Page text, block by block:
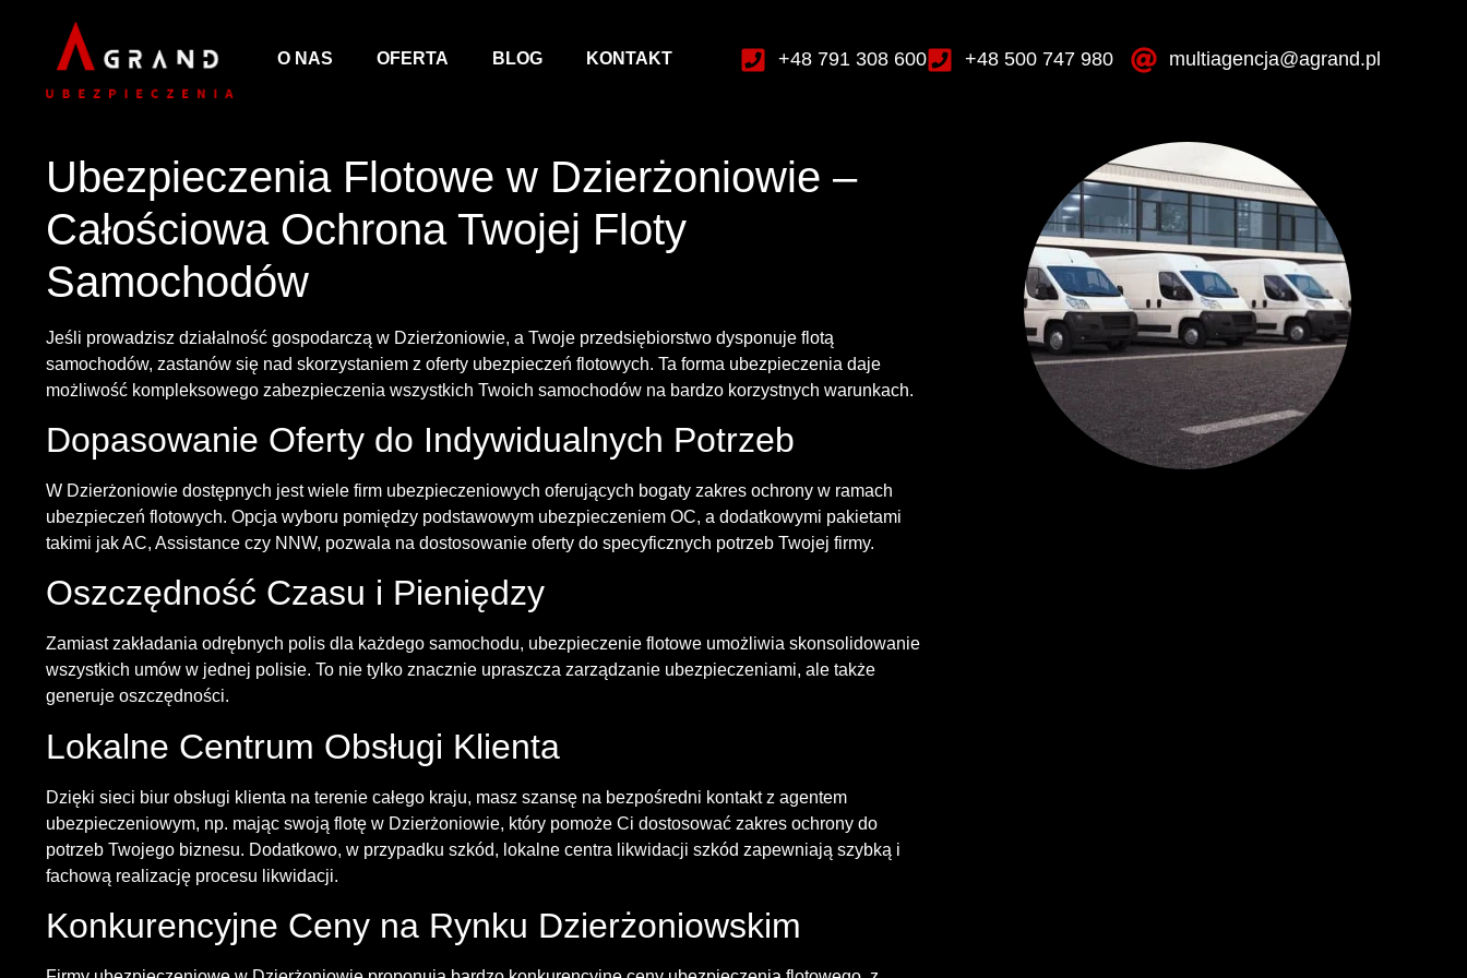
O NAS OFERTA BLOG KONTAKT +48 791 308 600 +48 500 747 980 multiagencja@agrand.pl
Ubezpieczenia Flotowe w Dzierżoniowie –
Całościowa Ochrona Twojej Floty
Samochodów
Jeśli prowadzisz działalność gospodarczą w Dzierżoniowie, a Twoje przedsiębiorstwo dysponuje flotą
samochodów, zastanów się nad skorzystaniem z oferty ubezpieczeń flotowych. Ta forma ubezpieczenia daje
możliwość kompleksowego zabezpieczenia wszystkich Twoich samochodów na bardzo korzystnych warunkach.
Dopasowanie Oferty do Indywidualnych Potrzeb
W Dzierżoniowie dostępnych jest wiele firm ubezpieczeniowych oferujących bogaty zakres ochrony w ramach
ubezpieczeń flotowych. Opcja wyboru pomiędzy podstawowym ubezpieczeniem OC, a dodatkowymi pakietami
takimi jak AC, Assistance czy NNW, pozwala na dostosowanie oferty do specyficznych potrzeb Twojej firmy.
Oszczędność Czasu i Pieniędzy
Zamiast zakładania odrębnych polis dla każdego samochodu, ubezpieczenie flotowe umożliwia skonsolidowanie
wszystkich umów w jednej polisie. To nie tylko znacznie upraszcza zarządzanie ubezpieczeniami, ale także
generuje oszczędności.
Lokalne Centrum Obsługi Klienta
Dzięki sieci biur obsługi klienta na terenie całego kraju, masz szansę na bezpośredni kontakt z agentem
ubezpieczeniowym, np. mając swoją flotę w Dzierżoniowie, który pomoże Ci dostosować zakres ochrony do
potrzeb Twojego biznesu. Dodatkowo, w przypadku szkód, lokalne centra likwidacji szkód zapewniają szybką i
fachową realizację procesu likwidacji.
Konkurencyjne Ceny na Rynku Dzierżoniowskim